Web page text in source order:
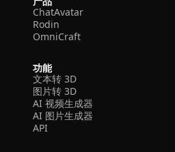
ChatAvatar
Rodin
OmniCraft
功能
文本转 3D
图片转 3D
AI 视频生成器
AI 图片生成器
API